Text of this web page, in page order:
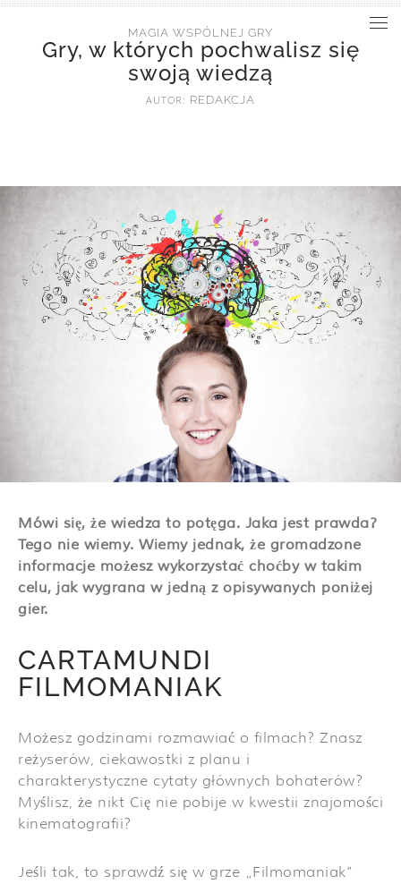
MAGIA WSPÓLNEJ GRY
Gry, w których pochwalisz się
swoją wiedzą
AUTOR: REDAKCJA
Mówi się, że wiedza to potęga. Jaka jest prawda?
Tego nie wiemy. Wiemy jednak, że gromadzone
informacje możesz wykorzystać choćby w takim
celu, jak wygrana w jedną z opisywanych poniżej
gier.
CARTAMUNDI
FILMOMANIAK
Możesz godzinami rozmawiać o filmach? Znasz
reżyserów, ciekawostki z planu i
charakterystyczne cytaty głównych bohaterów?
Myślisz, że nikt Cię nie pobije w kwestii znajomości
kinematografii?
Jeśli tak, to sprawdź się w grze „Filmomaniak”